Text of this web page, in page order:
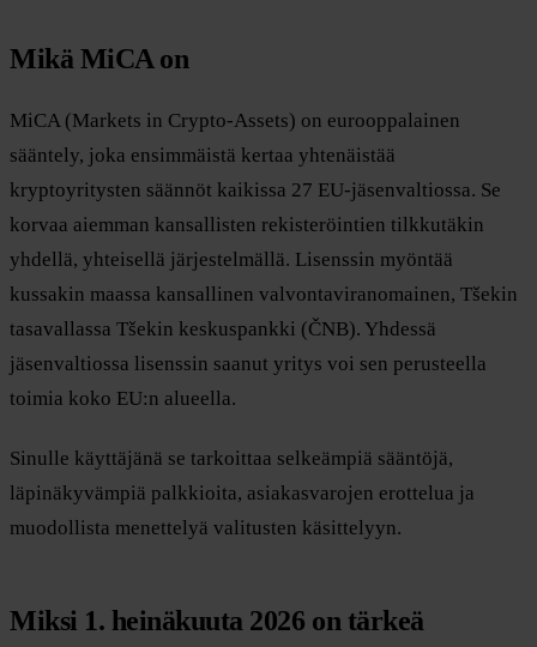
Mikä MiCA on
MiCA (Markets in Crypto-Assets) on eurooppalainen
sääntely, joka ensimmäistä kertaa yhtenäistää
kryptoyritysten säännöt kaikissa 27 EU-jäsenvaltiossa. Se
korvaa aiemman kansallisten rekisteröintien tilkkutäkin
yhdellä, yhteisellä järjestelmällä. Lisenssin myöntää
kussakin maassa kansallinen valvontaviranomainen, Tšekin
tasavallassa Tšekin keskuspankki (ČNB). Yhdessä
jäsenvaltiossa lisenssin saanut yritys voi sen perusteella
toimia koko EU:n alueella.
Sinulle käyttäjänä se tarkoittaa selkeämpiä sääntöjä,
läpinäkyvämpiä palkkioita, asiakasvarojen erottelua ja
muodollista menettelyä valitusten käsittelyyn.
Miksi 1. heinäkuuta 2026 on tärkeä